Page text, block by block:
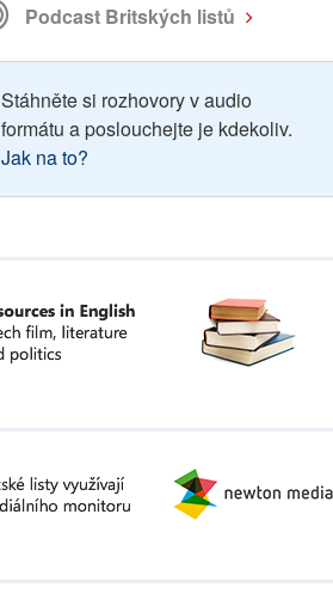
Podcast Britských listů
Stáhněte si rozhovory v audio
formátu a poslouchejte je kdekoliv.
Jak na to?